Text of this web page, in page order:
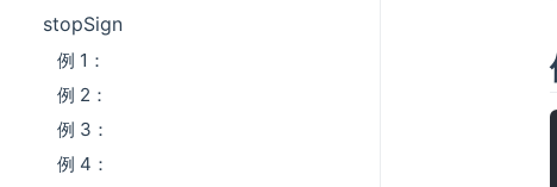
stopSign
例 1：
例 2：
例 3：
例 4：